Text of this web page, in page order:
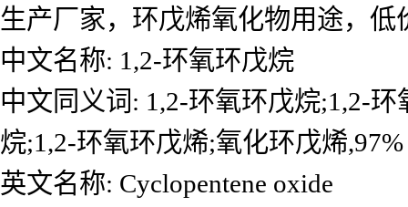
生产厂家，环戊烯氧化物用途，
中文名称: 1,2-环氧环戊烷
中文同义词: 1,2-环氧环戊烷;1,2-
烷;1,2-环氧环戊烯;氧化环戊烯,97%
英文名称: Cyclopentene oxide